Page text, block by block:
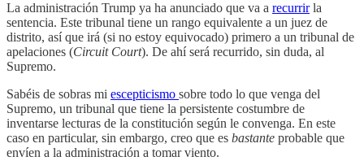
La administración Trump ya ha anunciado que va a recurrirla
sentencia. Este tribunal tiene un rango equivalente a un juez de
distrito, así que irá (si no estoy equivocado) primero a un tribunal de
apelaciones (Circuit Court). De ahí será recurrido, sin duda, al
Supremo.
Sabéis de sobras mi escepticismo sobre todo lo que venga del
Supremo, un tribunal que tiene la persistente costumbre de
inventarse lecturas de la constitución según le convenga. En este
caso en particular, sin embargo, creo que es bastante probable que
envíen a la administración a tomar viento.